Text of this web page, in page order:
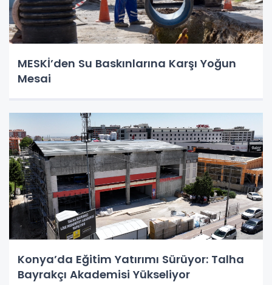
MESKİ’den Su Baskınlarına Karşı Yoğun
Mesai
Konya’da Eğitim Yatırımı Sürüyor: Talha
Bayrakçı Akademisi Yükseliyor